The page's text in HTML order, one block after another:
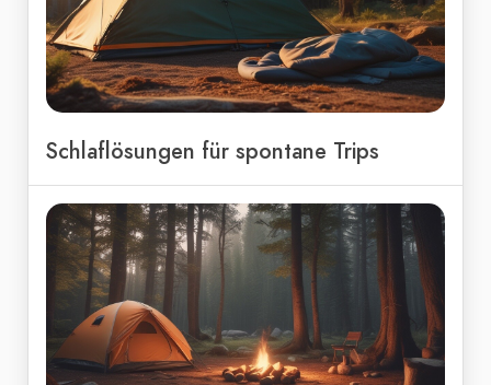
Schlaflösungen für spontane Trips